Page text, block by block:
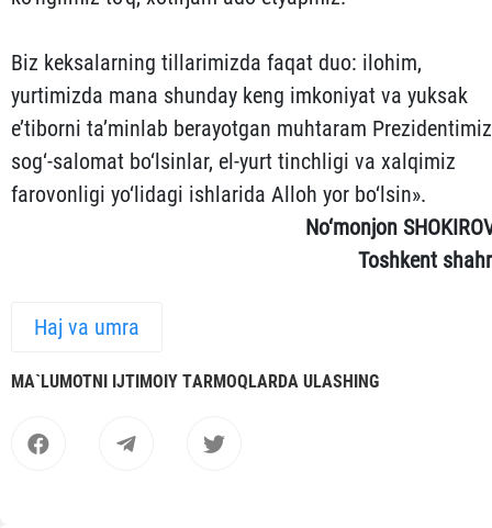
Biz keksalarning tillarimizda faqat duo: ilohim,
yurtimizda mana shunday keng imkoniyat va yuksak
e’tiborni ta’minlab berayotgan muhtaram Prezidentimiz
sog‘-salomat bo‘lsinlar, el-yurt tinchligi va xalqimiz
farovonligi yo‘lidagi ishlarida Alloh yor bo‘lsin».
No‘monjon
Toshkent
Haj va umra
MА`LUMOTNI IJTIMOIY TАRMOQLАRDА ULАSHING